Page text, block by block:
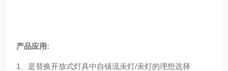
产品应用:
1、是替换开放式灯具中自镇流汞灯/汞灯的理想选择